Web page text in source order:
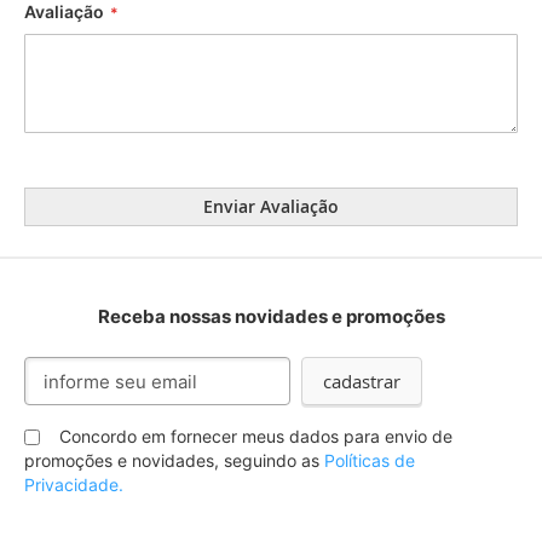
Avaliação
Enviar Avaliação
Receba nossas novidades e promoções
Inscreva-
nossa
Newsletter:
cadastrar
Concordo em fornecer meus dados para envio de
promoções e novidades, seguindo as Políticas de
Privacidade.